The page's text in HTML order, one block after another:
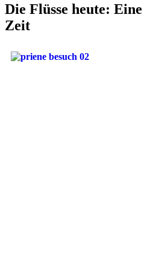
Die Flüsse heute:
Zeit